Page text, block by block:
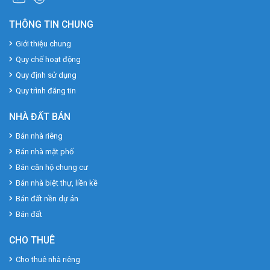
THÔNG TIN CHUNG
Giới thiệu chung
Quy chế hoạt động
Quy định sử dụng
Quy trình đăng tin
NHÀ ĐẤT BÁN
Bán nhà riêng
Bán nhà mặt phố
Bán căn hộ chung cư
Bán nhà biệt thự, liền kề
Bán đất nền dự án
Bán đất
CHO THUÊ
Cho thuê nhà riêng